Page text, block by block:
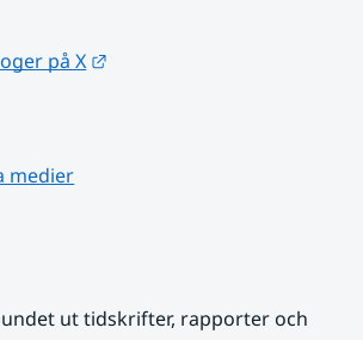
på X
medier
ut tidskrifter, rapporter och